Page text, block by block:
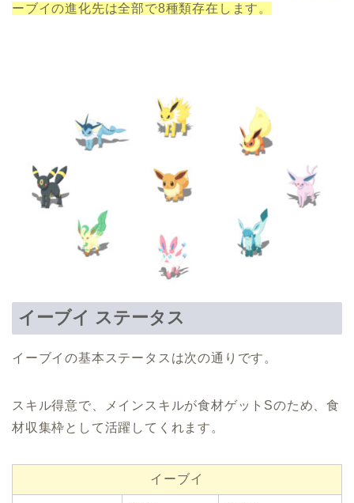
ーブイの進化先は全部で8種類存在します。
イーブイ ステータス
イーブイの基本ステータスは次の通りです。
スキル得意で、メインスキルが食材ゲットSのため、食
材収集枠として活躍してくれます。
イーブイ